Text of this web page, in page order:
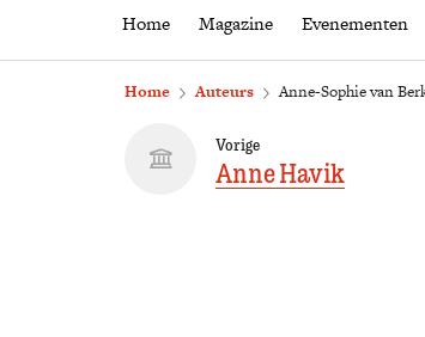
Home Magazine Evenementen
Home Magazine
Home Auteurs Anne-Sophie van
Vorige
Anne Havik